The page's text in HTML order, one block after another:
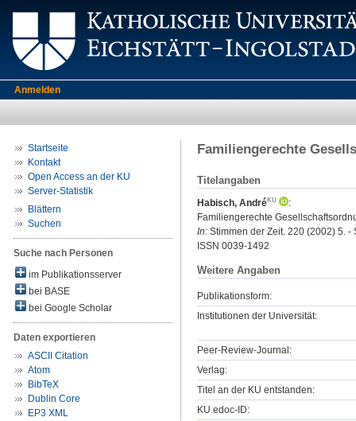
Anmelden
Startseite
Kontakt
Open Access an der KU
Server-Statistik
Blättern
Suchen
Suche nach Personen
im Publikationsserver
bei BASE
bei Google Scholar
Daten exportieren
ASCII Citation
Atom
BibTeX
Dublin Core
EP3 XML
Familiengerechte
Titelangaben
Habisch, André
:
Familiengerechte
In: Stimmen der Zeit. 220 (2002) 5. -
ISSN 0039-1492
Weitere Angaben
Publikationsform:
Institutionen der Universität:
Peer-Review-Journal:
Verlag:
Titel an der KU entstanden:
KU.edoc-ID: